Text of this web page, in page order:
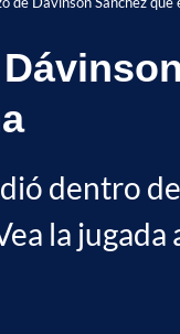
dentro
la jugada